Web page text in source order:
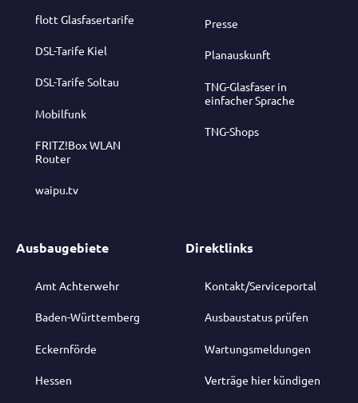
flott Glasfasertarife
DSL-Tarife Kiel
DSL-Tarife Soltau
Mobilfunk
FRITZ!Box WLAN
Router
waipu.tv
Presse
Planauskunft
TNG-Glasfaser in
einfacher Sprache
TNG-Shops
Ausbaugebiete
Amt Achterwehr
Baden-Württemberg
Eckernförde
Hessen
Direktlinks
Kontakt/Serviceportal
Ausbaustatus prüfen
Wartungsmeldungen
Verträge hier kündigen